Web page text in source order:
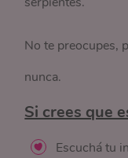
No te preocupes,
nunca.
Si crees que
Escuchá tu